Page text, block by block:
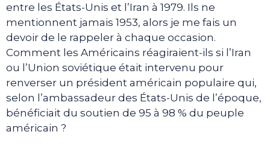
entre les États-Unis et l’Iran à 1979. Ils ne
mentionnent jamais 1953, alors je me fais un
devoir de le rappeler à chaque occasion.
Comment les Américains réagiraient-ils si l’Iran
ou l’Union soviétique était intervenu pour
renverser un président américain populaire qui,
selon l’ambassadeur des États-Unis de l’époque,
bénéficiait du soutien de 95 à 98 % du peuple
américain ?